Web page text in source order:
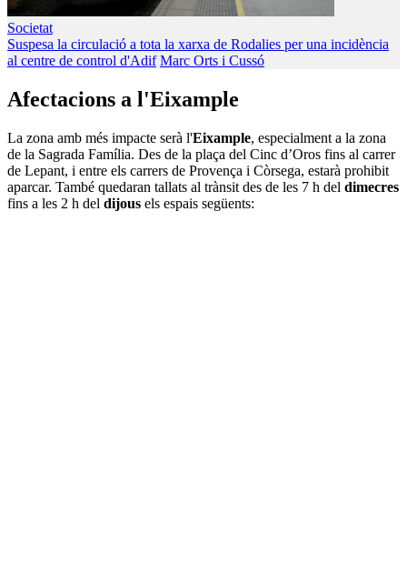
Societat
Suspesa la circulació a tota la xarxa de Rodalies per una incidència
al centre de control d'Adif Marc Orts i Cussó
Afectacions a l'Eixample
La zona amb més impacte serà l'Eixample, especialment a la zona
de la Sagrada Família. Des de la plaça del Cinc d’Oros fins al carrer
de Lepant, i entre els carrers de Provença i Còrsega, estarà prohibit
aparcar. També quedaran tallats al trànsit des de les 7 h del dimecres
fins a les 2 h del dijous els espais següents: